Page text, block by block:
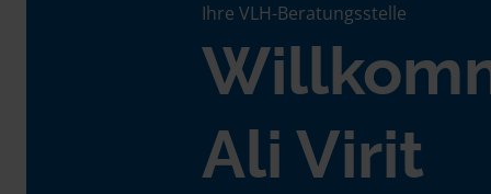
Ihre VLH-Beratungsstelle
Ali Virit